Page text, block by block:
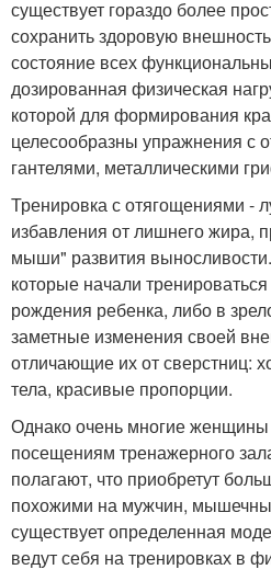
существует гораздо более
сохранить здоровую
состояние всех
дозированная физическая
которой для формирования
целесообразны упражнения с
гантелями, металлическими
Тренировка с отягощениями -
избавления от лишнего жира,
мыши" развития
которые начали
рождения ребенка, либо в
заметные изменения своей
отличающие их от сверстниц:
тела, красивые пропорции.
Однако очень многие женщины
посещениям тренажерного
полагают, что приобретут
похожими на мужчин,
существует определенная
ведут себя на тренировках в